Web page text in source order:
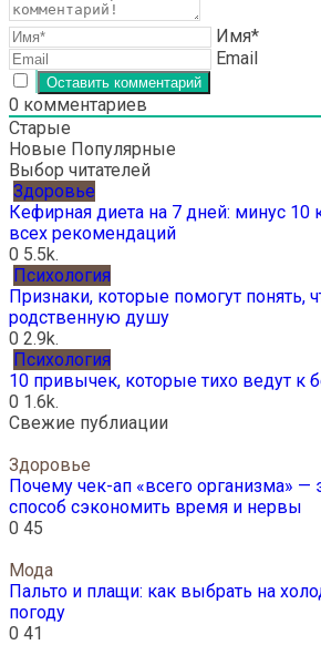
Имя*
Email
0 комментариев
Старые
Новые Популярные
Выбор читателей
Здоровье
Кефирная диета на 7 дней: минус 10
всех рекомендаций
0 5.5k.
Психология
Признаки, которые помогут понять,
родственную душу
0 2.9k.
Психология
10 привычек, которые тихо ведут к
0 1.6k.
Свежие публиации
Здоровье
Почему чек-ап «всего организма» —
способ сэкономить время и нервы
0 45
Мода
Пальто и плащи: как выбрать на
погоду
0 41